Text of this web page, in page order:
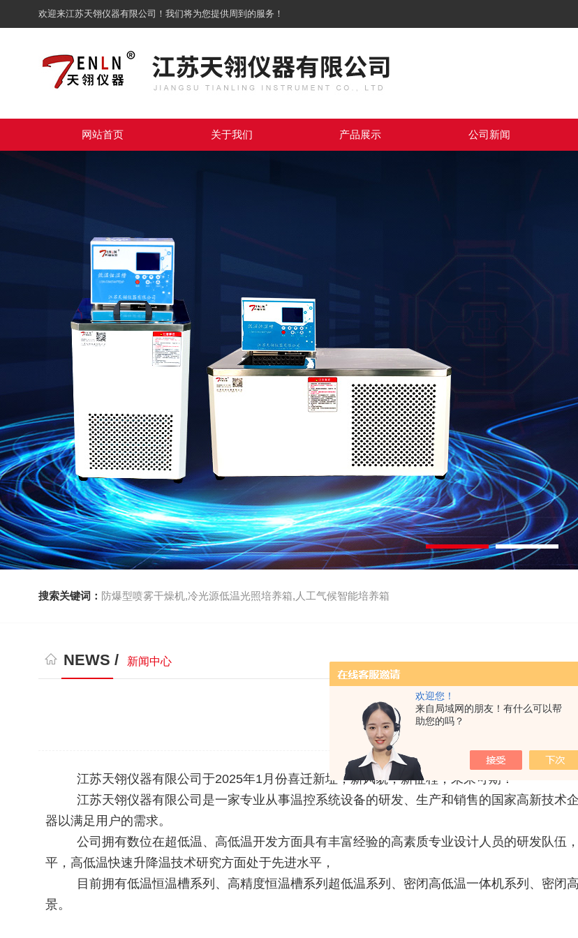
欢迎您！
来自局域网的朋友！有什么可以帮
助您的吗？
欢迎来江苏天翎仪器有限公司！我们将为您提供周到的服务！
网站首页 关于我们 产品展示 公司新闻
搜索关键词： 防爆型喷雾干燥机,冷光源低温光照培养箱,人工气候智能培养箱
NEWS / 新闻中心
新起点新征程
江苏天翎仪器有限公司于2025年1月份喜迁新址，新风貌，新征程，未来可期！
江苏天翎仪器有限公司是一家专业从事温控系统设备的研发、生产和销售的国家高新技术
器以满足用户的需求。
公司拥有数位在超低温、高低温开发方面具有丰富经验的高素质专业设计人员的研发队伍
平，高低温快速升降温技术研究方面处于先进水平，
目前拥有低温恒温槽系列、高精度恒温槽系列超低温系列、密闭高低温一体机系列、密闭
景。